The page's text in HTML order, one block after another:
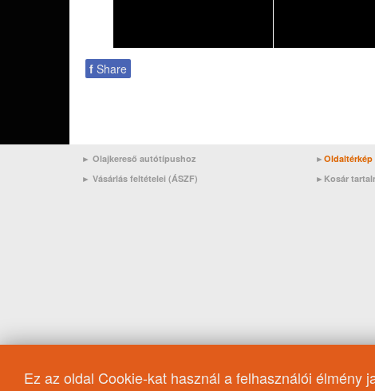
f Share
► Olajkereső autótípushoz
► Vásárlás feltételei (ÁSZF)
► Oldaltérkép
► Kosár
Ez az oldal Cookie-kat használ a felhasználói élmény